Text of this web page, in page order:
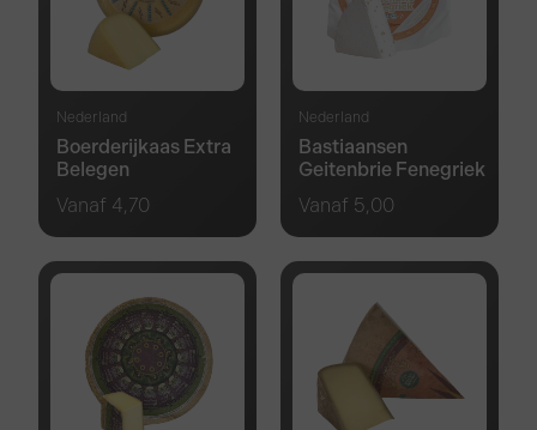
Nederland
Boerderijkaas Extra
Belegen
Vanaf 4,70
Nederland
Bastiaansen
Geitenbrie Fenegriek
Vanaf 5,00